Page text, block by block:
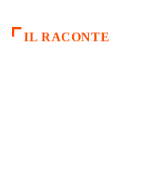
IL RACONTE